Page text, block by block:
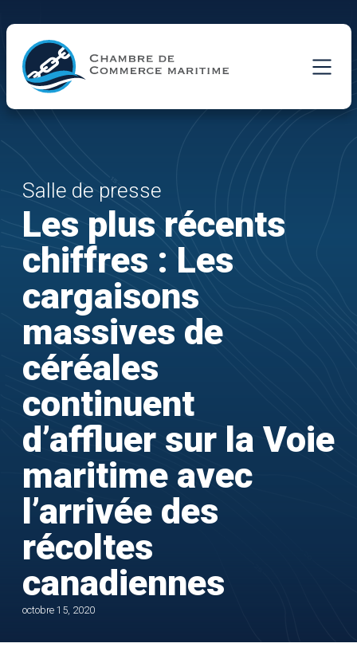
Salle de presse
Les plus récents
chiffres : Les
cargaisons
massives de
céréales
continuent
d’affluer sur la Voie
maritime avec
l’arrivée des
récoltes
canadiennes
octobre 15, 2020